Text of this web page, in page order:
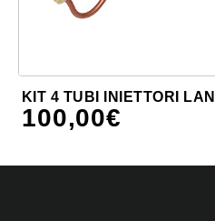
KIT 4 TUBI INIETTORI
100,00€